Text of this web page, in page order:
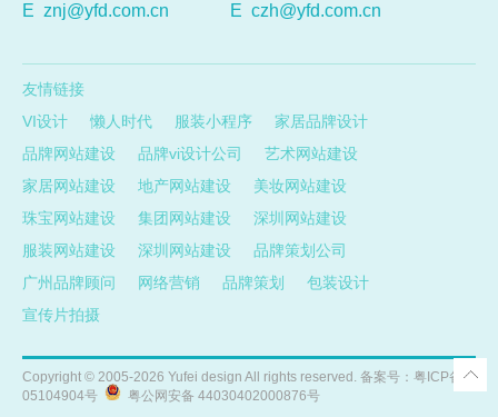
E znj@yfd.com.cn
E czh@yfd.com.cn
友情链接
VI设计
懒人时代 服装小程序
家居品牌设计
品牌网站建设
品牌vi设计公司
艺术网站建设
家居网站建设
地产网站建设
美妆网站建设
珠宝网站建设
集团网站建设
深圳网站建设
服装网站建设
深圳网站建设
品牌策划公司
广州品牌顾问
网络营销 品牌策划
包装设计
宣传片拍摄
Copyright © 2005-2026 Yufei design All rights reserved. 备案号： 粤ICP备
05104904号
粤公网安备 44030402000876号